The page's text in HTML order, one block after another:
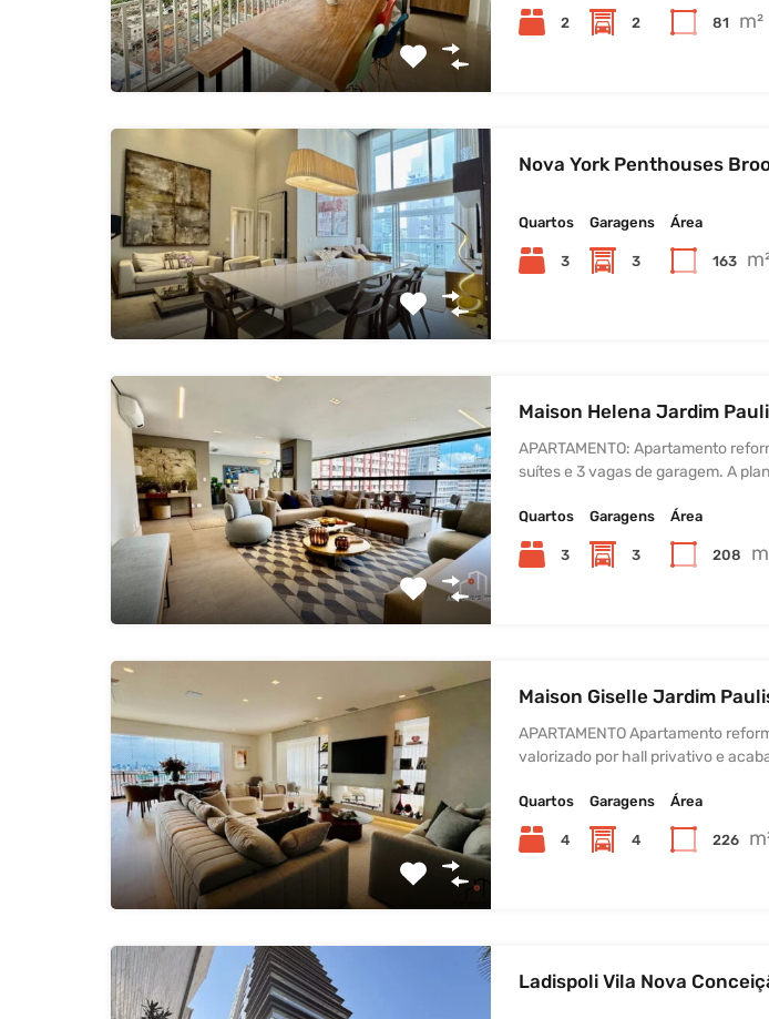
2 2 81 m²
Nova York Penthouses
Quartos
3
Garagens
3
Área
163
Maison Helena Jardim
APARTAMENTO: Apartamento
suítes e 3 vagas de garagem. A
Quartos
3
Garagens
3
Área
208
Maison Giselle Jardim
APARTAMENTO Apartamento
valorizado por hall privativo e
Quartos
4
Garagens
4
Área
226
Ladispoli Vila Nova